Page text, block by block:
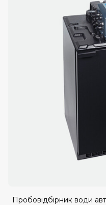
Пробовідбірник води